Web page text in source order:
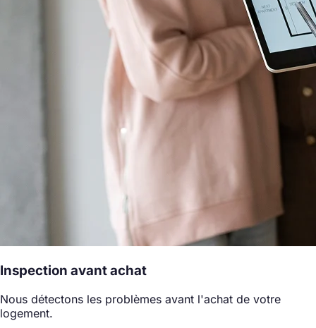
Inspection avant achat
Nous détectons les problèmes avant l'achat de votre
logement.